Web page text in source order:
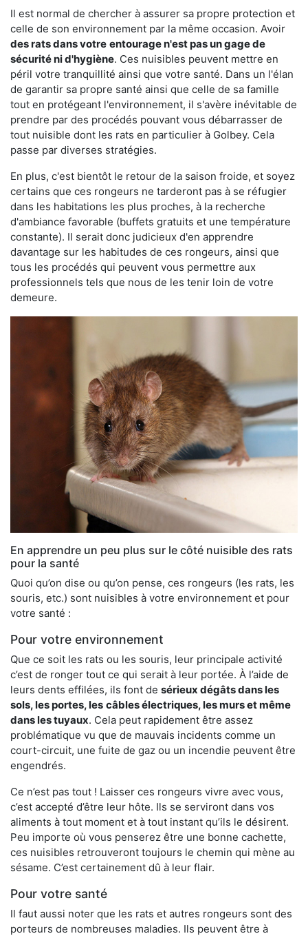
Il est normal de chercher à assurer sa propre protection et
celle de son environnement par la même occasion. Avoir
des rats dans votre entourage n'est pas un gage de
sécurité ni d'hygiène. Ces nuisibles peuvent mettre en
péril votre tranquillité ainsi que votre santé. Dans un l'élan
de garantir sa propre santé ainsi que celle de sa famille
tout en protégeant l'environnement, il s'avère inévitable de
prendre par des procédés pouvant vous débarrasser de
tout nuisible dont les rats en particulier à Golbey. Cela
passe par diverses stratégies.
En plus, c'est bientôt le retour de la saison froide, et soyez
certains que ces rongeurs ne tarderont pas à se réfugier
dans les habitations les plus proches, à la recherche
d'ambiance favorable (buffets gratuits et une température
constante). Il serait donc judicieux d'en apprendre
davantage sur les habitudes de ces rongeurs, ainsi que
tous les procédés qui peuvent vous permettre aux
professionnels tels que nous de les tenir loin de votre
demeure.
En apprendre un peu plus sur le côté nuisible des rats
pour la santé
Quoi qu’on dise ou qu’on pense, ces rongeurs (les rats, les
souris, etc.) sont nuisibles à votre environnement et pour
votre santé :
Pour votre environnement
Que ce soit les rats ou les souris, leur principale activité
c’est de ronger tout ce qui serait à leur portée. À l’aide de
leurs dents effilées, ils font de sérieux dégâts dans les
sols, les portes, les câbles électriques, les murs et même
dans les tuyaux. Cela peut rapidement être assez
problématique vu que de mauvais incidents comme un
court-circuit, une fuite de gaz ou un incendie peuvent être
engendrés.
Ce n’est pas tout ! Laisser ces rongeurs vivre avec vous,
c’est accepté d’être leur hôte. Ils se serviront dans vos
aliments à tout moment et à tout instant qu’ils le désirent.
Peu importe où vous penserez être une bonne cachette,
ces nuisibles retrouveront toujours le chemin qui mène au
sésame. C’est certainement dû à leur flair.
Pour votre santé
Il faut aussi noter que les rats et autres rongeurs sont des
porteurs de nombreuses maladies. Ils peuvent être à